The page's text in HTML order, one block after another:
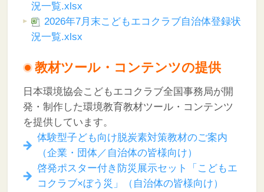
況一覧.xlsx
2026年7月末こどもエコクラブ自治体登録状
況一覧.xlsx
教材ツール・コンテンツの提供
日本環境協会こどもエコクラブ全国事務局が開
発・制作した環境教育教材ツール・コンテンツ
を提供しています。
体験型子ども向け脱炭素対策教材のご案内
（企業・団体／自治体の皆様向け）
啓発ポスター付き防災展示セット「こどもエ
コクラブ×ぼう災」（自治体の皆様向け）